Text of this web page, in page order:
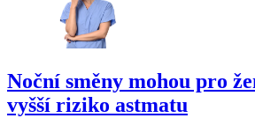
Noční směny mohou pro
vyšší riziko astmatu